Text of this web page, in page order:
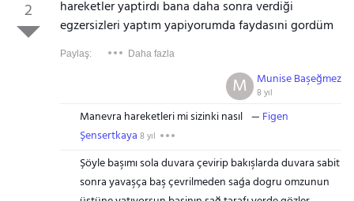
2
hareketler yaptirdı bana daha sonra verdiği
egzersizleri yaptım yapiyorumda faydasıni gordüm
Paylaş: Daha fazla
Munise Başeğmez
8 yıl
M
Manevra hareketleri mi sizinki nasıl
Figen
Şensertkaya 8 yıl
Şöyle başımı sola duvara çevirip bakışlarda duvara sabit
sonra yavaşça baş çevrilmeden saģa dogru omzunun